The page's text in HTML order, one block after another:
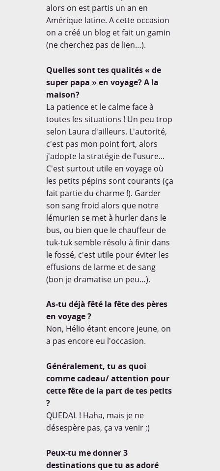
LA PAROLES DES ENFANTS
Curieux de connaitre la parole
des enfants à travers le
monde sur leur
environnement, nous avons
préparé une série de
questions que nous leur
avons posé lors de notre
passage dans certains pays.
EN SAVOIR [+]
AWARDS
tourisme parmi plus de 200
blogs. Merci à tous!
MEDIAS
alors on est partis un an en
Amérique latine. A cette occasion
on a créé un blog et fait un gamin
(ne cherchez pas de lien…).
Quelles sont tes qualités « de
super papa » en voyage? A la
maison?
La patience et le calme face à
toutes les situations ! Un peu trop
selon Laura d'ailleurs. L'autorité,
c'est pas mon point fort, alors
j'adopte la stratégie de l'usure...
C'est surtout utile en voyage où
les petits pépins sont courants (ça
fait partie du charme !). Garder
son sang froid alors que notre
lémurien se met à hurler dans le
bus, ou bien que le chauffeur de
tuk-tuk semble résolu à finir dans
le fossé, c'est utile pour éviter les
effusions de larme et de sang
(bon je dramatise un peu…).
As-tu déjà fêté la fête des pères
en voyage ?
Non, Hélio étant encore jeune, on
a pas encore eu l'occasion.
Généralement, tu as quoi
comme cadeau/ attention pour
cette fête de la part de tes petits
?
QUEDAL ! Haha, mais je ne
désespère pas, ça va venir ;)
Peux-tu me donner 3
destinations que tu as adoré